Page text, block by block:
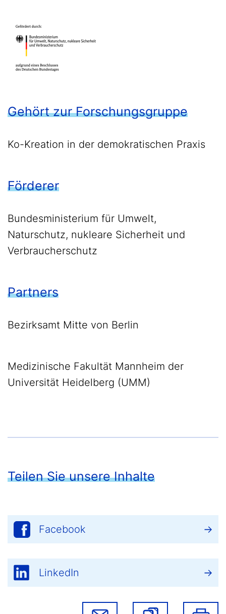
Gehört zur Forschungsgruppe
Ko-Kreation in der demokratischen Praxis
Förderer
Bundesministerium für Umwelt,
Naturschutz, nukleare Sicherheit und
Verbraucherschutz
Partners
Bezirksamt Mitte von Berlin
Medizinische Fakultät Mannheim der
Universität Heidelberg (UMM)
Teilen Sie unsere Inhalte
Facebook
LinkedIn